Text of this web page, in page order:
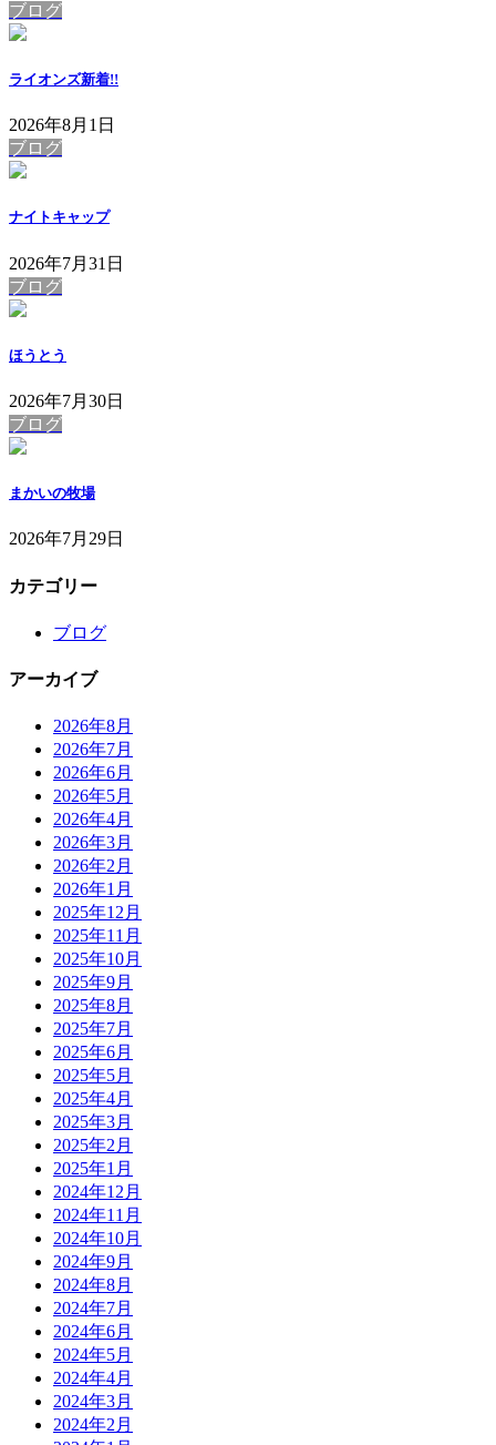
ブログ
ライオンズ新着!!
2026年8月1日
ブログ
ナイトキャップ
2026年7月31日
ブログ
ほうとう
2026年7月30日
ブログ
まかいの牧場
2026年7月29日
カテゴリー
ブログ
アーカイブ
2026年8月
2026年7月
2026年6月
2026年5月
2026年4月
2026年3月
2026年2月
2026年1月
2025年12月
2025年11月
2025年10月
2025年9月
2025年8月
2025年7月
2025年6月
2025年5月
2025年4月
2025年3月
2025年2月
2025年1月
2024年12月
2024年11月
2024年10月
2024年9月
2024年8月
2024年7月
2024年6月
2024年5月
2024年4月
2024年3月
2024年2月